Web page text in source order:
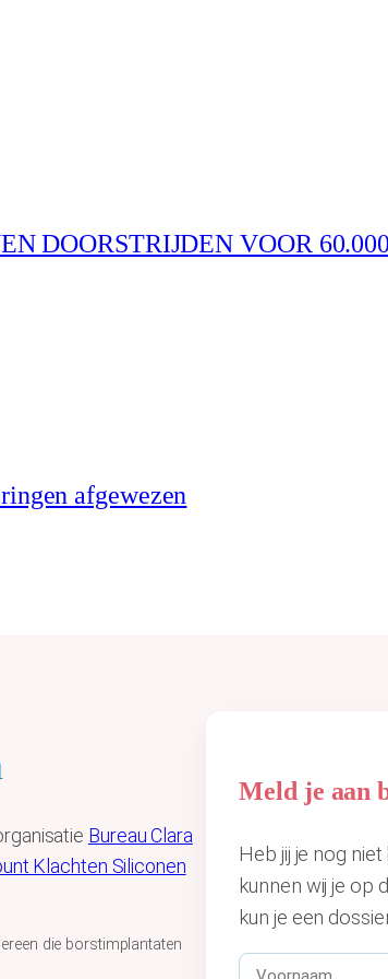
DOORSTRIJDEN VOOR
afgewezen
Bureau Clara
Klachten Siliconen
die borstimplantaten
Meld je aan
Heb jij je nog
kunnen wij je op
kun je een
V